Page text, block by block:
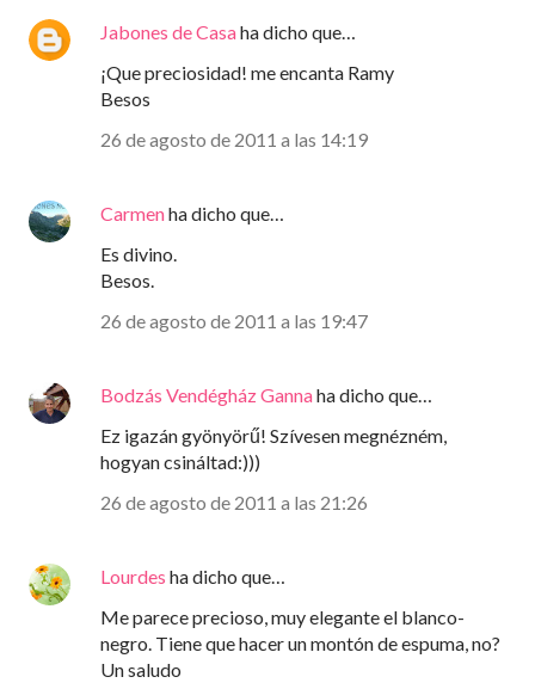
Jabones de Casaha dicho que…
¡Que preciosidad! me encanta Ramy
Besos
26 de agosto de 2011 a las 14:19
Carmenha dicho que…
Es divino.
Besos.
26 de agosto de 2011 a las 19:47
Bodzás Vendégház Gannaha dicho que…
Ez igazán gyönyörű! Szívesen megnézném,
hogyan csináltad:)))
26 de agosto de 2011 a las 21:26
Lourdes ha dicho que…
Me parece precioso, muy elegante el blanco-
negro. Tiene que hacer un montón de espuma, no?
Un saludo